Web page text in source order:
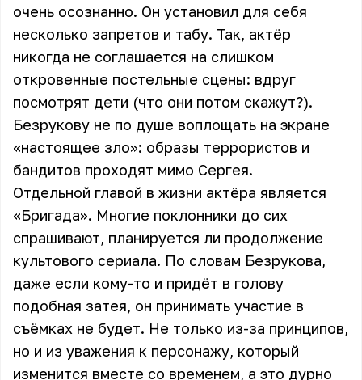
очень осознанно. Он установил для себя
несколько запретов и табу. Так, актёр
никогда не соглашается на слишком
откровенные постельные сцены: вдруг
посмотрят дети (что они потом скажут?).
Безрукову не по душе воплощать на экране
«настоящее зло»: образы террористов и
бандитов проходят мимо Сергея.
Отдельной главой в жизни актёра является
«Бригада». Многие поклонники до сих
спрашивают, планируется ли продолжение
культового сериала. По словам Безрукова,
даже если кому-то и придёт в голову
подобная затея, он принимать участие в
съёмках не будет. Не только из-за принципов,
но и из уважения к персонажу, который
изменится вместе со временем, а это дурно